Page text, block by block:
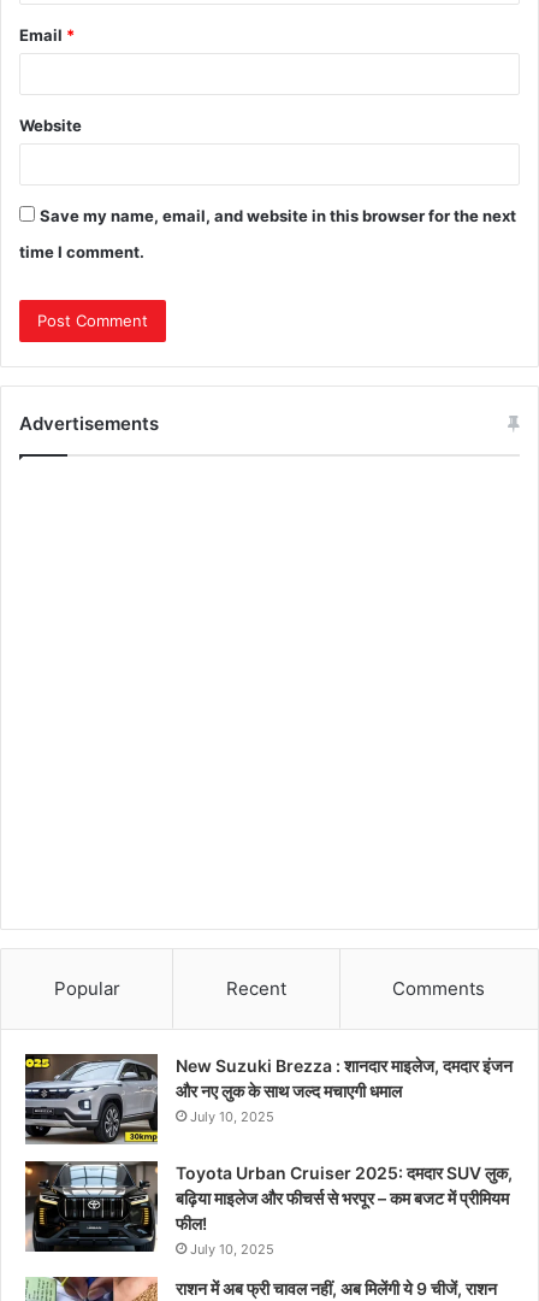
Email *
Website
Save my name, email, and website in this browser for the next
time I comment.
Advertisements
Popular Recent Comments
New Suzuki Brezza : शानदार माइलेज, दमदार इंजन
और नए लुक के साथ जल्द मचाएगी धमाल
July 10, 2025
Toyota Urban Cruiser 2025: दमदार SUV लुक,
बढ़िया माइलेज और फीचर्स से भरपूर – कम बजट में प्रीमियम
फील!
July 10, 2025
राशन में अब फ्री चावल नहीं, अब मिलेंगी ये 9 चीजें, राशन